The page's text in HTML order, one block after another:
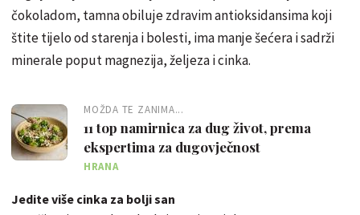
čokoladom, tamna obiluje zdravim antioksidansima koji
štite tijelo od starenja i bolesti, ima manje šećera i sadrži
minerale poput magnezija, željeza i cinka.
MOŽDA TE ZANIMA...
11 top namirnica za dug život, prema
ekspertima za dugovječnost
HRANA
Jedite više cinka za bolji san